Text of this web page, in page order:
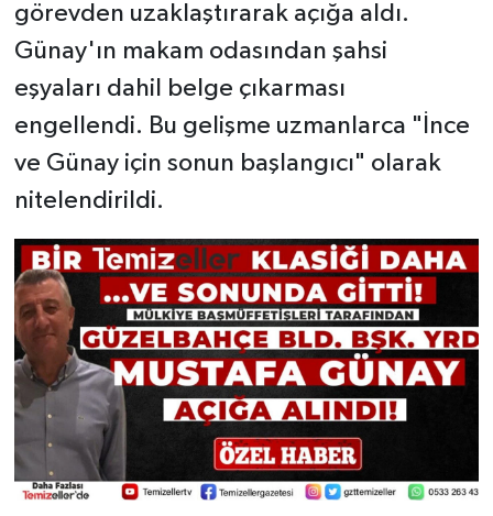
görevden uzaklaştırarak açığa aldı.
Günay'ın makam odasından şahsi
eşyaları dahil belge çıkarması
engellendi. Bu gelişme uzmanlarca "İnce
ve Günay için sonun başlangıcı" olarak
nitelendirildi.